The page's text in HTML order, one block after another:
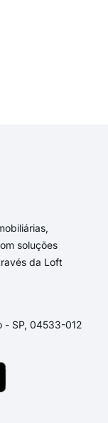
soluções
da Loft
- SP, 04533-012